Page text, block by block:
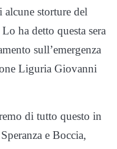
storture del
ha detto questa sera
sull’emergenza
Liguria Giovanni
di tutto questo in
e Boccia,